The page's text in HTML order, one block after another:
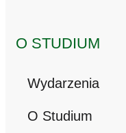
O STUDIUM
Wydarzenia
O Studium